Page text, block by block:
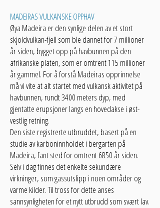
MADEIRAS VULKANSKE OPPHAV
Øya Madeira er den synlige delen av et stort
skjoldvulkan-fjell som ble dannet for 7 millioner
år siden, bygget opp på havbunnen på den
afrikanske platen, som er omtrent 115 millioner
år gammel. For å forstå Madeiras opprinnelse
må vi vite at alt startet med vulkansk aktivitet på
havbunnen, rundt 3400 meters dyp, med
gjentatte erupsjoner langs en hovedakse i øst-
vestlig retning.
Den siste registrerte utbruddet, basert på en
studie av karboninnholdet i bergarten på
Madeira, fant sted for omtrent 6850 år siden.
Selv i dag finnes det enkelte sekundære
virkninger, som gassutslipp i noen områder og
varme kilder. Til tross for dette anses
sannsynligheten for et nytt utbrudd som svært lav.